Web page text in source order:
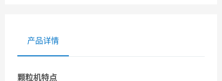
产品详情
颗粒机特点